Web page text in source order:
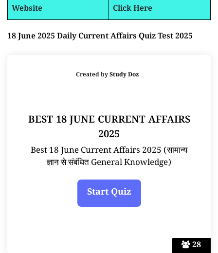
Website
Click Here
18 June 2025 Daily Current Affairs Quiz Test 2025
28
Created byStudy Doz
BEST 18 JUNE CURRENT AFFAIRS
2025
Best 18 June Current Affairs 2025 (सामान्य
ज्ञान से संबंधित General Knowledge)